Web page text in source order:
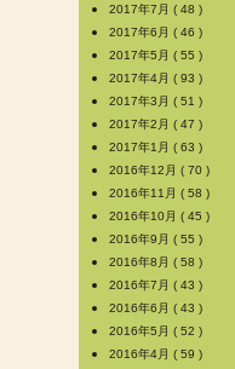
2017年7月 ( 48 )
2017年6月 ( 46 )
2017年5月 ( 55 )
2017年4月 ( 93 )
2017年3月 ( 51 )
2017年2月 ( 47 )
2017年1月 ( 63 )
2016年12月 ( 70 )
2016年11月 ( 58 )
2016年10月 ( 45 )
2016年9月 ( 55 )
2016年8月 ( 58 )
2016年7月 ( 43 )
2016年6月 ( 43 )
2016年5月 ( 52 )
2016年4月 ( 59 )